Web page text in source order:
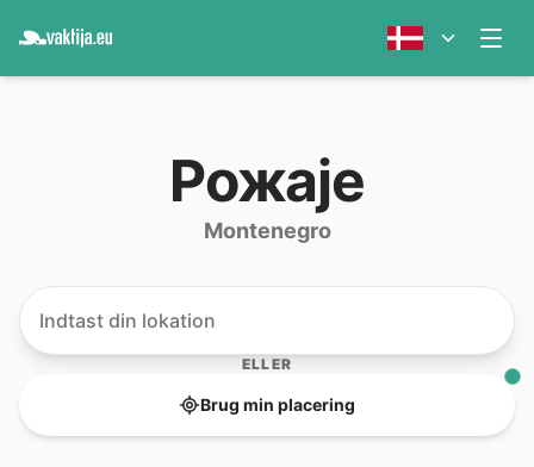
Рожаје
Montenegro
ELLER
Brug min placering